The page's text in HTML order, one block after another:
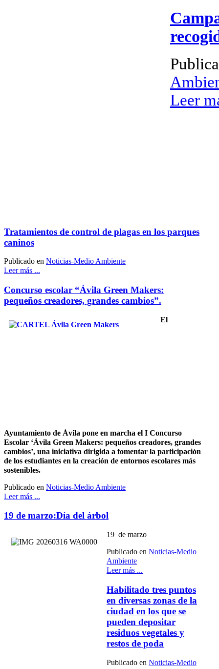
Leer
Tratamientos de control de plagas en los parques
caninos
Publicado en Noticias-Medio Ambiente
Leer más ...
Concurso escolar “Ávila Green Makers:
pequeños creadores, grandes cambios”.
El
Ayuntamiento de Ávila pone en marcha el I Concurso
Escolar ‘Ávila Green Makers: pequeños creadores, grandes
cambios’, una iniciativa dirigida a fomentar la participación
de los estudiantes en la creación de entornos escolares más
sostenibles.
Publicado en Noticias-Medio Ambiente
Leer más ...
19 de marzo:Día del árbol
19 de marzo
Publicado en Noticias-Medio
Ambiente
Leer más ...
Habilitado tres puntos
en diversas zonas de la
ciudad en los que se
pueden depositar
residuos vegetales y
restos de poda
Publicado en Noticias-Medio